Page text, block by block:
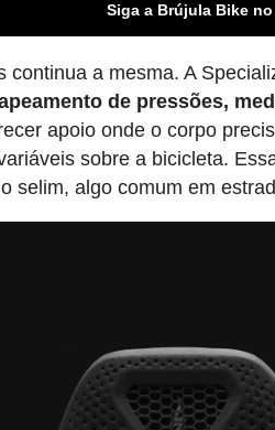
Siga a Brújula Bike
continua a mesma. A
de pressões,
apoio onde o corpo
sobre a bicicleta.
selim, algo comum em